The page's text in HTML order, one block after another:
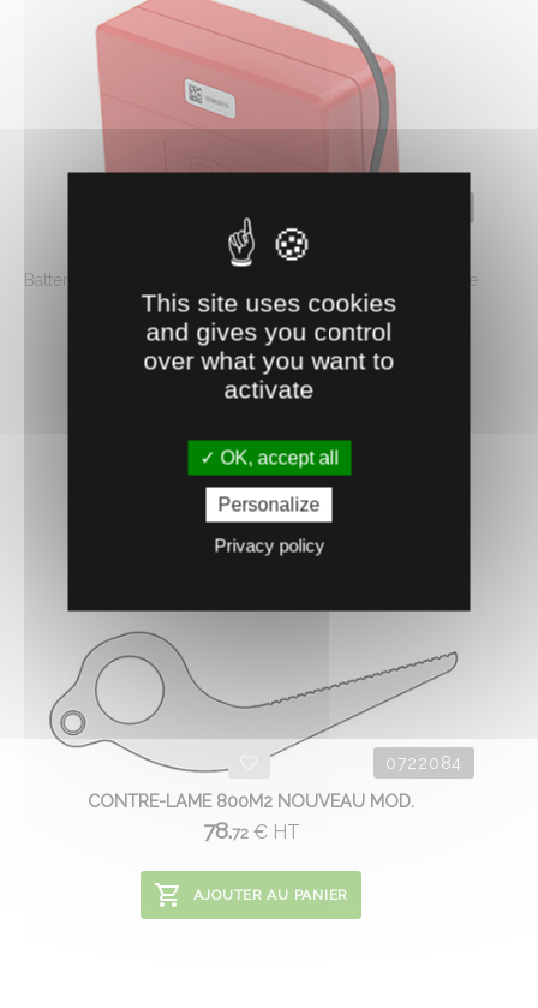
BATTERIE F880 880/195
Batterie pour alimenter le sécateur électronique FELCO de
nouvelle génération et antérieure. ...
294.13 €HT
0722084
CONTRE-LAME 800M2 NOUVEAU MOD.
78.72 €HT
AJOUTER AU PANIER
This site uses cookies
and gives you control
over what you want to
activate
OK, accept all
Personalize
Privacy policy